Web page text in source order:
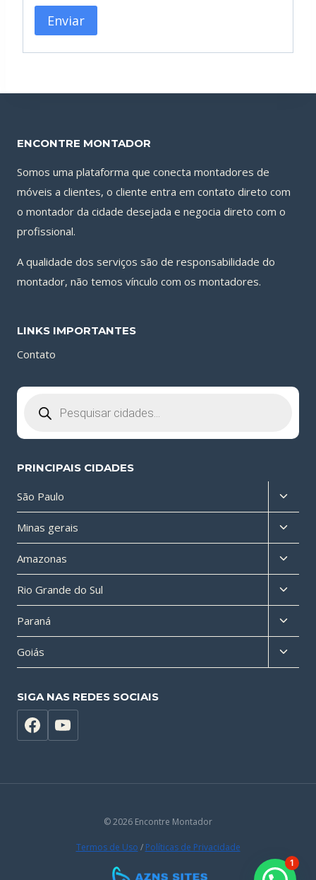
ENCONTRE MONTADOR
Somos uma plataforma que conecta montadores de
móveis a clientes, o cliente entra em contato direto com
o montador da cidade desejada e negocia direto com o
profissional.
A qualidade dos serviços são de responsabilidade do
montador, não temos vínculo com os montadores.
LINKS IMPORTANTES
Contato
produtos
PRINCIPAIS CIDADES
São Paulo
menu
filho
Minas gerais
menu
filho
Amazonas
menu
filho
Rio Grande do Sul
menu
filho
Paraná
menu
filho
Goiás
menu
SIGA NAS REDES SOCIAIS
© 2026 Encontre Montador
Termos de Uso / Políticas de Privacidade
1